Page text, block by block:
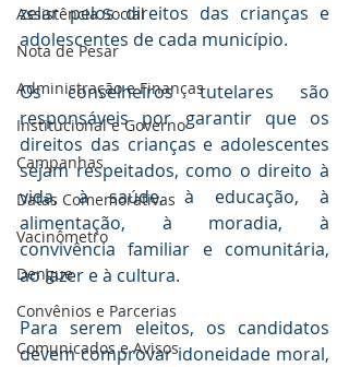
Assistência Social
Nota de Pesar
Administração e Finanças
Institucional e Governo
Campanhas
Datas Comemorativas
Vacinômetro
Dengue
Convênios e Parcerias
Comunicados e Avisos
zelar pelos direitos das crianças e
adolescentes de cada município.
Os conselheiros tutelares são
responsáveis por garantir que os
direitos das crianças e adolescentes
sejam respeitados, como o direito à
vida, à saúde, à educação, à
alimentação, à moradia, à
convivência familiar e comunitária,
ao lazer e à cultura.
Para serem eleitos, os candidatos
devem comprovar idoneidade moral,